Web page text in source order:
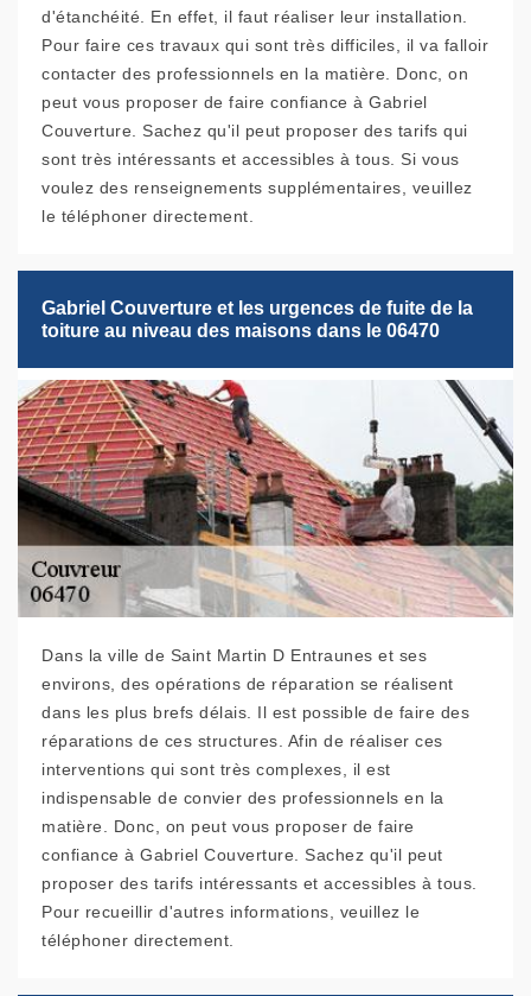
d'étanchéité. En effet, il faut réaliser leur installation.
Pour faire ces travaux qui sont très difficiles, il va falloir
contacter des professionnels en la matière. Donc, on
peut vous proposer de faire confiance à Gabriel
Couverture. Sachez qu'il peut proposer des tarifs qui
sont très intéressants et accessibles à tous. Si vous
voulez des renseignements supplémentaires, veuillez
le téléphoner directement.
Gabriel Couverture et les urgences de fuite de la
toiture au niveau des maisons dans le 06470
Dans la ville de Saint Martin D Entraunes et ses
environs, des opérations de réparation se réalisent
dans les plus brefs délais. Il est possible de faire des
réparations de ces structures. Afin de réaliser ces
interventions qui sont très complexes, il est
indispensable de convier des professionnels en la
matière. Donc, on peut vous proposer de faire
confiance à Gabriel Couverture. Sachez qu'il peut
proposer des tarifs intéressants et accessibles à tous.
Pour recueillir d'autres informations, veuillez le
téléphoner directement.